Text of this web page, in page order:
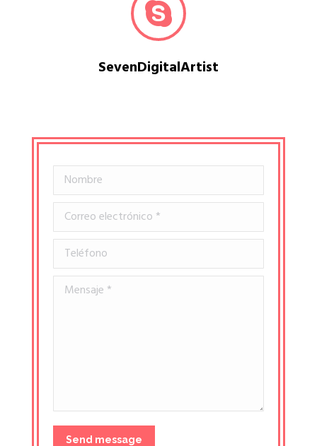
SevenDigitalArtist
Nombre
Correo electrónico *
Teléfono
Mensaje *
Send message